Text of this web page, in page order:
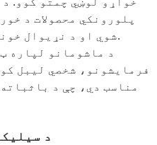
پلورونکي محصولات د
شوي او د نړیوال خوندیتوب معیارونو سره سم دي.
د ماشومانو لپاره
فرمایشونو، شخصي لیبل
مناسب دي، چې د
د